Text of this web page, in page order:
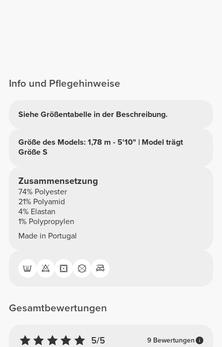
Info und Pflegehinweise
Siehe Größentabelle in der Beschreibung.
Größe des Models: 1,78 m - 5'10" | Model trägt
Größe S
Zusammensetzung
74% Polyester
21% Polyamid
4% Elastan
1% Polypropylen
Made in Portugal
Gesamtbewertungen
5/5 9 Bewertungen